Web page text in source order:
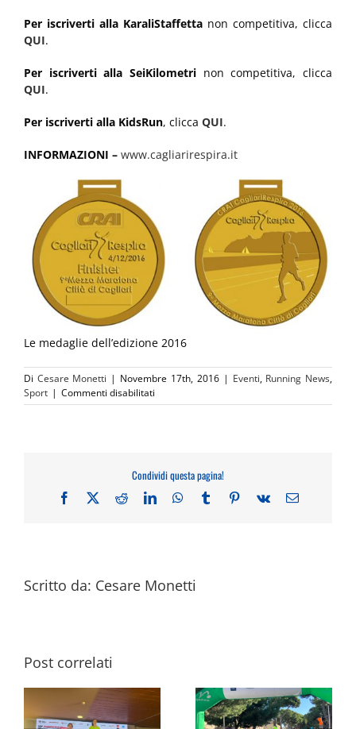
Per iscriverti alla KaraliStaffetta non competitiva, clicca
QUI.
Per iscriverti alla SeiKilometri non competitiva, clicca
QUI.
Per iscriverti alla KidsRun, clicca QUI.
INFORMAZIONI – www.cagliarirespira.it
Le medaglie dell’edizione 2016
Di Cesare Monetti | Novembre 17th, 2016 | Eventi, Running News,
Sport | Commenti disabilitati
Oro,
la
medaglia
della
Condividi questa pagina!
Facebook
X RedditLinkedInWhatsApp
TumblrPinterest
Vk Email
Scritto da: Cesare Monetti
Post correlati
Alle 10 di domani via alla
Il contributo green di AF